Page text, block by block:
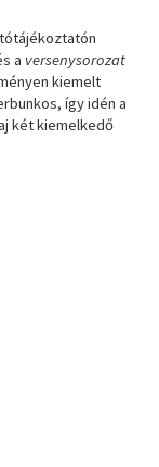
a versenysorozat
kiemelt
így idén a
két kiemelkedő